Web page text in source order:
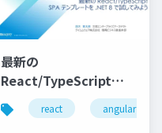
generative ai azure
最新の
React/TypeScript
SPA テンプレートを
.NET 8 で試してみよう
react angular